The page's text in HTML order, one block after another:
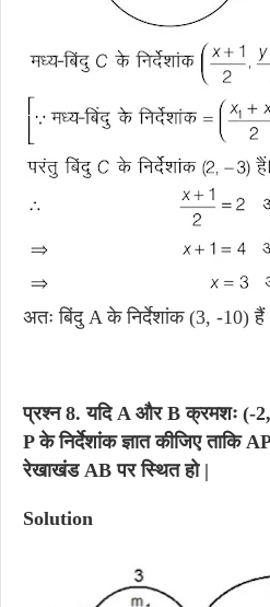
अतः बिंदु A के निर्देशांक (3, -10) हैं
प्रश्न 8.यदि A और B क्रमशः (-
P के निर्देशांक ज्ञात कीजिए ताकि
रेखाखंड AB पर स्थित हो |
Solution